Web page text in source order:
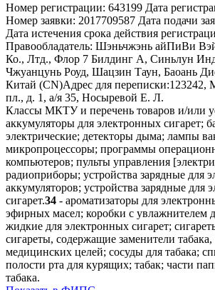
Номер регистрации: 643199 Дата
Номер заявки: 2017709587 Дата подачи
Дата истечения срока действия
Правообладатель: Шэньчжэнь айПиВи
Ко., Лтд., Флор 7 Билдинг А, Синьлун
Чжуанцунь Роуд, Шацзин Таун, Баоань
Китай (CN)Адрес для переписки:123242,
пл., д. 1, а/я 35, Носыревой Е. Л.
Классы МКТУ и перечень товаров и/или
аккумуляторы для электронных сигарет;
электрические; детекторы дыма; лампы
микропроцессоры; программы
компьютеров; пульты управления
радиоприборы; устройства зарядные для
аккумуляторов; устройства зарядные для
сигарет.34 - ароматизаторы для
эфирных масел; коробки с увлажнителем
жидкие для электронных сигарет;
сигареты, содержащие заменители табака,
медицинских целей; сосуды для табака;
полости рта для курящих; табак; части
табака.